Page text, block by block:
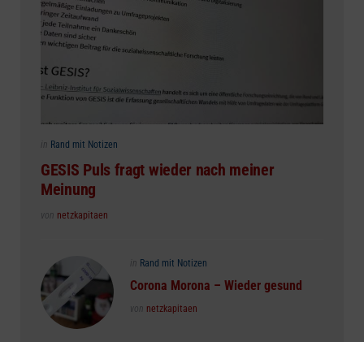
Posted
in Rand mit Notizen
GESIS Puls fragt wieder nach meiner
Meinung
Posted
von netzkapitaen
Posted
in Rand mit Notizen
Corona Morona – Wieder gesund
Posted
von netzkapitaen